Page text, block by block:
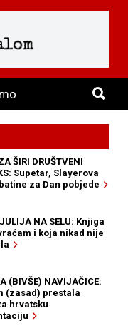
ŠIRI DRUŠTVENI
Supetar, Slayerova
za Dan pobjede
JULIJA NA SELU: Knjiga
i koja nikad nije
(BIVŠE) NAVIJAČICE:
(zasad) prestala
hrvatsku